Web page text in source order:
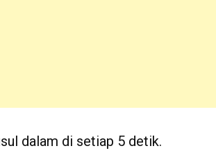
dalam di setiap 5 detik.